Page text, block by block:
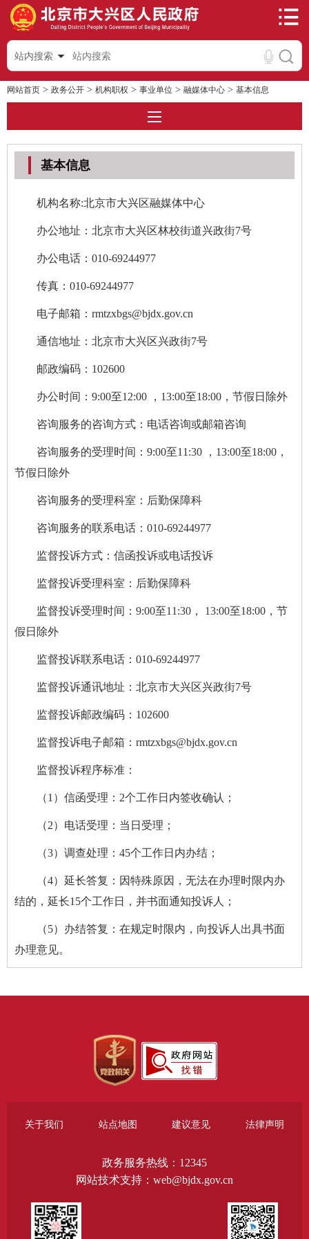
站内搜索
网站首页 > 政务公开 > 机构职权 > 事业单位 > 融媒体中心 > 基本信息
基本信息
机构名称:北京市大兴区融媒体中心
办公地址：北京市大兴区林校街道兴政街7号
办公电话：010-69244977
传真：010-69244977
电子邮箱：rmtzxbgs@bjdx.gov.cn
通信地址：北京市大兴区兴政街7号
邮政编码：102600
办公时间：9:00至12:00 ，13:00至18:00，节假日除外
咨询服务的咨询方式：电话咨询或邮箱咨询
咨询服务的受理时间：9:00至11:30 ，13:00至18:00，
节假日除外
咨询服务的受理科室：后勤保障科
咨询服务的联系电话：010-69244977
监督投诉方式：信函投诉或电话投诉
监督投诉受理科室：后勤保障科
监督投诉受理时间：9:00至11:30， 13:00至18:00，节
假日除外
监督投诉联系电话：010-69244977
监督投诉通讯地址：北京市大兴区兴政街7号
监督投诉邮政编码：102600
监督投诉电子邮箱：rmtzxbgs@bjdx.gov.cn
监督投诉程序标准：
（1）信函受理：2个工作日内签收确认；
（2）电话受理：当日受理；
（3）调查处理：45个工作日内办结；
（4）延长答复：因特殊原因，无法在办理时限内办
结的，延长15个工作日，并书面通知投诉人；
（5）办结答复：在规定时限内，向投诉人出具书面
办理意见。
关于我们 站点地图 建议意见 法律声明
政务服务热线：12345
网站技术支持：web@bjdx.gov.cn